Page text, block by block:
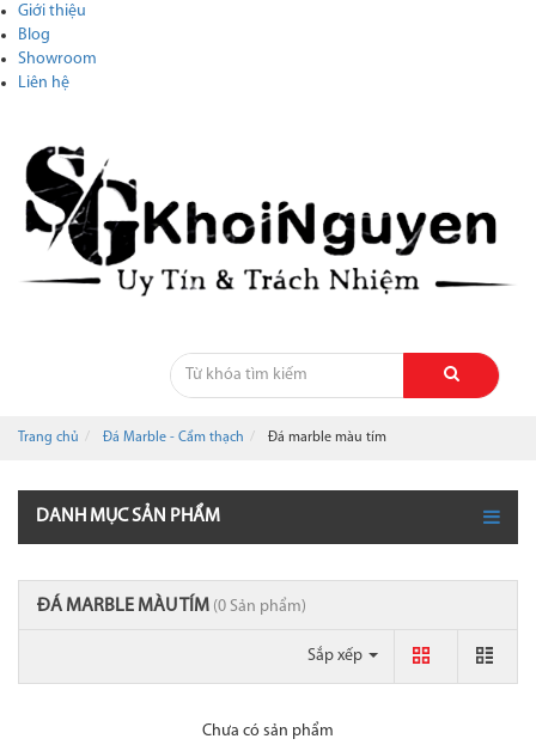
Giới thiệu
Blog
Showroom
Liên hệ
Trang chủ Đá Marble - Cẩm thạch Đá marble màu tím
DANH MỤC SẢN PHẨM
ĐÁ MARBLE MÀU TÍM (0 Sản phẩm)
Sắp xếp
Chưa có sản phẩm